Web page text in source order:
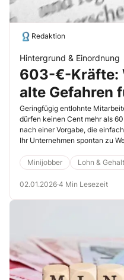
Redaktion
Hintergrund & Einordnung
603-€-Kräfte:
alte Gefahren
Entgeltgrenze
Geringfügig entlohnte
dürfen keinen Cent mehr als
nach einer Vorgabe, die
Ihr Unternehmen spontan zu
Fällen rechtzeitig die richtigen
nächsten Betriebsprüfung
Minijobber Lohn & Gehalt
02.01.2026·4 Min Lesezeit